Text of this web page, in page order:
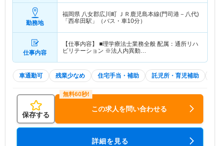
勤務地
福岡県 八女郡広川町 ＪＲ鹿児島本線(門司港－八代)
「西牟田駅」（バス・車10分）
仕事内容
【仕事内容】 ■理学療法士業務全般 配属：通所リハ
ビリテーション ※法人内異動…
車通勤可 残業少なめ 住宅手当・補助 託児所・育児補助
保存する
この求人を問い合わせる
詳細を見る